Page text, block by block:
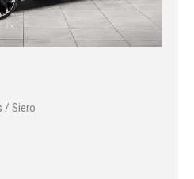
/ Siero